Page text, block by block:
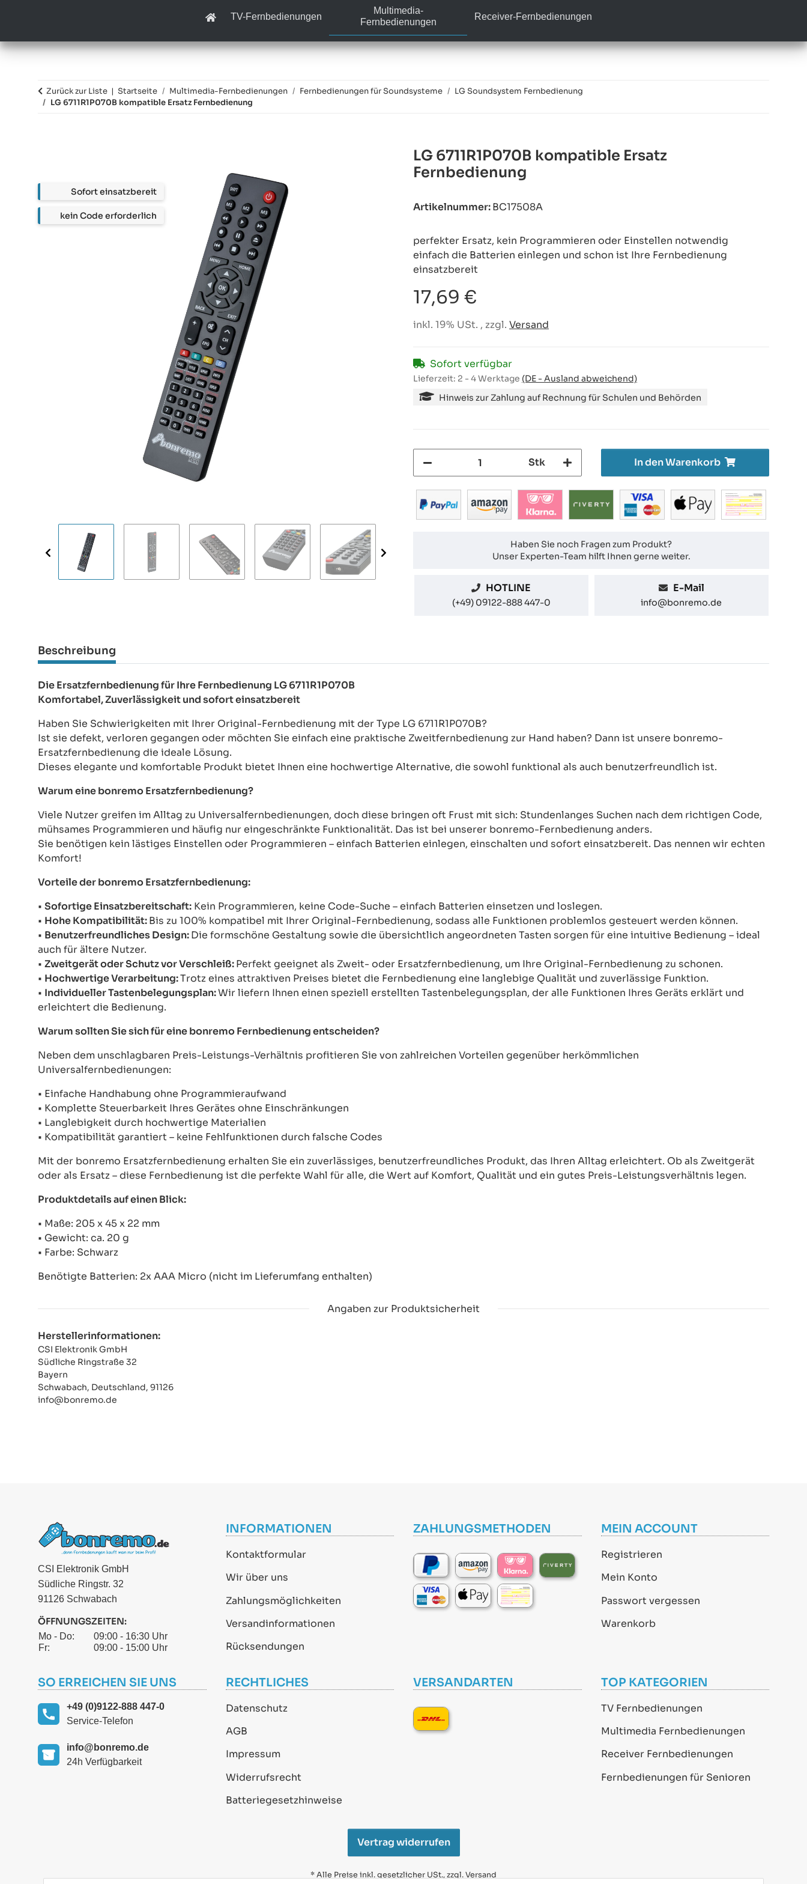
TV-Fernbedienungen
Multimedia-
Fernbedienungen
Receiver-Fernbedienungen
Zurück zur Liste Startseite Multimedia-Fernbedienungen Fernbedienungen für Soundsysteme
LG Soundsystem Fernbedienung
LG 6711R1P070B kompatible Ersatz Fernbedienung
LG 6711R1P070B kompatible Ersatz
Fernbedienung
Artikelnummer:BC17508A
perfekter Ersatz, kein Programmieren oder Einstellen notwendig
einfach die Batterien einlegen und schon ist Ihre Fernbedienung
einsatzbereit
17,69 €
inkl. 19% USt. , zzgl. Versand
Sofort verfügbar
Lieferzeit: 2 - 4 Werktage (DE - Ausland abweichend)
Hinweis zur Zahlung auf Rechnung für Schulen und Behörden
Stk In den Warenkorb
Haben Sie noch Fragen zum Produkt?
Unser Experten-Team hilft Ihnen gerne weiter.
HOTLINE
(+49) 09122-888 447-0
E-Mail
info@bonremo.de
Beschreibung
Die Ersatzfernbedienung für Ihre Fernbedienung LG 6711R1P070B
Komfortabel, Zuverlässigkeit und sofort einsatzbereit
Haben Sie Schwierigkeiten mit Ihrer Original-Fernbedienung mit der Type LG 6711R1P070B?
Ist sie defekt, verloren gegangen oder möchten Sie einfach eine praktische Zweitfernbedienung zur Hand haben? Dann ist unsere bonremo-
Ersatzfernbedienung die ideale Lösung.
Dieses elegante und komfortable Produkt bietet Ihnen eine hochwertige Alternative, die sowohl funktional als auch benutzerfreundlich ist.
Warum eine bonremo Ersatzfernbedienung?
Viele Nutzer greifen im Alltag zu Universalfernbedienungen, doch diese bringen oft Frust mit sich: Stundenlanges Suchen nach dem richtigen Code,
mühsames Programmieren und häufig nur eingeschränkte Funktionalität. Das ist bei unserer bonremo-Fernbedienung anders.
Sie benötigen kein lästiges Einstellen oder Programmieren – einfach Batterien einlegen, einschalten und sofort einsatzbereit. Das nennen wir echten
Komfort!
Vorteile der bonremo Ersatzfernbedienung:
• Sofortige Einsatzbereitschaft: Kein Programmieren, keine Code-Suche – einfach Batterien einsetzen und loslegen.
• Hohe Kompatibilität:Bis zu 100% kompatibel mit Ihrer Original-Fernbedienung, sodass alle Funktionen problemlos gesteuert werden können.
• Benutzerfreundliches Design:Die formschöne Gestaltung sowie die übersichtlich angeordneten Tasten sorgen für eine intuitive Bedienung – ideal
auch für ältere Nutzer.
• Zweitgerät oder Schutz vor Verschleiß:Perfekt geeignet als Zweit- oder Ersatzfernbedienung, um Ihre Original-Fernbedienung zu schonen.
• Hochwertige Verarbeitung:Trotz eines attraktiven Preises bietet die Fernbedienung eine langlebige Qualität und zuverlässige Funktion.
• Individueller Tastenbelegungsplan:Wir liefern Ihnen einen speziell erstellten Tastenbelegungsplan, der alle Funktionen Ihres Geräts erklärt und
erleichtert die Bedienung.
Warum sollten Sie sich für eine bonremo Fernbedienung entscheiden?
Neben dem unschlagbaren Preis-Leistungs-Verhältnis profitieren Sie von zahlreichen Vorteilen gegenüber herkömmlichen
Universalfernbedienungen:
• Einfache Handhabung ohne Programmieraufwand
• Komplette Steuerbarkeit Ihres Gerätes ohne Einschränkungen
• Langlebigkeit durch hochwertige Materialien
• Kompatibilität garantiert – keine Fehlfunktionen durch falsche Codes
Mit der bonremo Ersatzfernbedienung erhalten Sie ein zuverlässiges, benutzerfreundliches Produkt, das Ihren Alltag erleichtert. Ob als Zweitgerät
oder als Ersatz – diese Fernbedienung ist die perfekte Wahl für alle, die Wert auf Komfort, Qualität und ein gutes Preis-Leistungsverhältnis legen.
Produktdetails auf einen Blick:
• Maße: 205 x 45 x 22 mm
• Gewicht: ca. 20 g
• Farbe: Schwarz
Benötigte Batterien: 2x AAA Micro (nicht im Lieferumfang enthalten)
Angaben zur Produktsicherheit
Herstellerinformationen:
CSI Elektronik GmbH
Südliche Ringstraße 32
Bayern
Schwabach, Deutschland, 91126
info@bonremo.de
CSI Elektronik GmbH
Südliche Ringstr. 32
91126 Schwabach
ÖFFNUNGSZEITEN:
Mo - Do:
09:00 - 16:30 Uhr
Fr:
09:00 - 15:00 Uhr
INFORMATIONEN
Kontaktformular
Wir über uns
Zahlungsmöglichkeiten
Versandinformationen
Rücksendungen
ZAHLUNGSMETHODEN MEIN ACCOUNT
Registrieren
Mein Konto
Passwort vergessen
Warenkorb
SO ERREICHEN SIE UNS
+49 (0)9122-888 447-0
Service-Telefon
info@bonremo.de
24h Verfügbarkeit
RECHTLICHES
Datenschutz
AGB
Impressum
Widerrufsrecht
Batteriegesetzhinweise
VERSANDARTEN TOP KATEGORIEN
TV Fernbedienungen
Multimedia Fernbedienungen
Receiver Fernbedienungen
Fernbedienungen für Senioren
Vertrag widerrufen
* Alle Preise inkl. gesetzlicher USt., zzgl.Versand